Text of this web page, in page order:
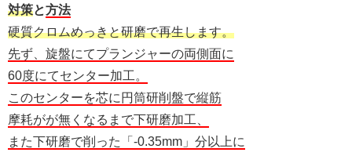
対策と方法
硬質クロムめっきと研磨で再生します。
先ず、旋盤にてプランジャーの両側面に
60度にてセンター加工。
このセンターを芯に円筒研削盤で縦筋
摩耗がが無くなるまで下研磨加工、
また下研磨で削った「-0.35mm」分以上に